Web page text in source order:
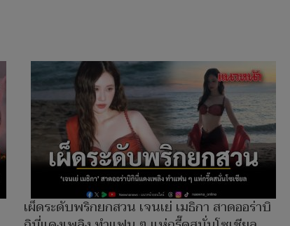
เผ็ดระดับพริกยกสวน เจนเย่ เมธิกา สาดออร่าบิ